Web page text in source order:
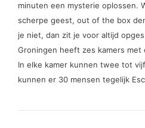
minuten een mysterie oplossen.
scherpe geest, out of the box
je niet, dan zit je voor altijd
Groningen heeft zes kamers met
In elke kamer kunnen twee tot
kunnen er 30 mensen tegelijk